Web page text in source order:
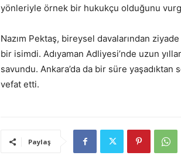
yönleriyle örnek bir hukukçu olduğunu
Nazım Pektaş, bireysel davalarından
bir isimdi. Adıyaman Adliyesi’nde uzun
savundu. Ankara’da da bir süre yaşadıktan
vefat etti.
Paylaş